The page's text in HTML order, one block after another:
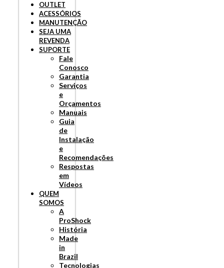
OUTLET
ACESSÓRIOS
MANUTENÇÃO
SEJA UMA
REVENDA
SUPORTE
Fale
Conosco
Garantia
Serviços
e
Orçamentos
Manuais
Guia
de
Instalação
e
Recomendações
Respostas
em
Vídeos
QUEM
SOMOS
A
ProShock
História
Made
in
Brazil
Tecnologias